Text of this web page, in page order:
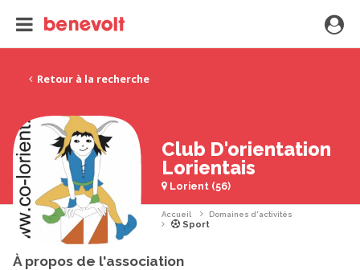
Retour à la recherche
Club D'orientation
Lorientais
Lorient (56)
Accueil Domaines d'activités
Sport
À propos de l'association